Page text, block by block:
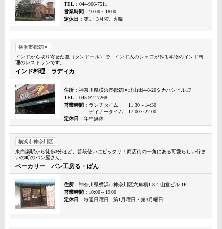
TEL ：044-966-7511
営業時間 ：10:00～18:00
定休日 ：第1・3月曜、火曜
横浜市都筑区
インドから取り寄せた釜（タンドール）で、インド人のシェフが作る本物のインド料
理のレストランです。
インド料理 ラディカ
住所 ：神奈川県横浜市都筑区北山田4-8-20タカハシビル1F
TEL ：045-912-7268
営業時間 ：ランチタイム 11:30～14:30
ディナータイム 17:00～22:00
定休日 ：年中無休
横浜市神奈川区
東白楽駅から徒歩3分ほど、普段使いにピッタリ！商店街の一角にある可愛らしい佇ま
いの町のパン屋さん。
ベーカリー パン工房る・ぱん
住所 ：神奈川県横浜市神奈川区六角橋1-8-4 山室ビル 1F
営業時間 ：10:00～19:00
定休日 ：毎週日曜日・第1月曜日・第3月曜日